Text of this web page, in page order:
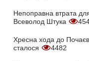
Непоправна втрата
Всеволод Штука
Хресна хода до
сталося
4482